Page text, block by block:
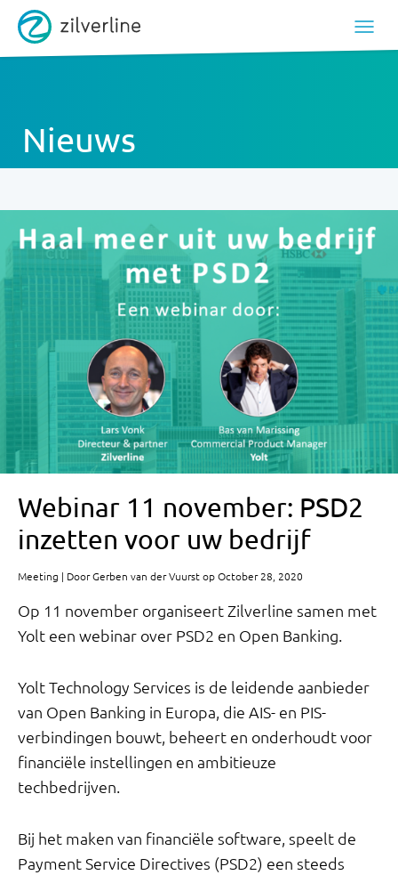
Nieuws
Webinar 11 november: PSD2
inzetten voor uw bedrijf
Meeting | Door Gerben van der Vuurst op October 28, 2020
Op 11 november organiseert Zilverline samen met
Yolt een webinar over PSD2 en Open Banking.
Yolt Technology Services is de leidende aanbieder
van Open Banking in Europa, die AIS- en PIS-
verbindingen bouwt, beheert en onderhoudt voor
financiële instellingen en ambitieuze
techbedrijven.
Bij het maken van financiële software, speelt de
Payment Service Directives (PSD2) een steeds